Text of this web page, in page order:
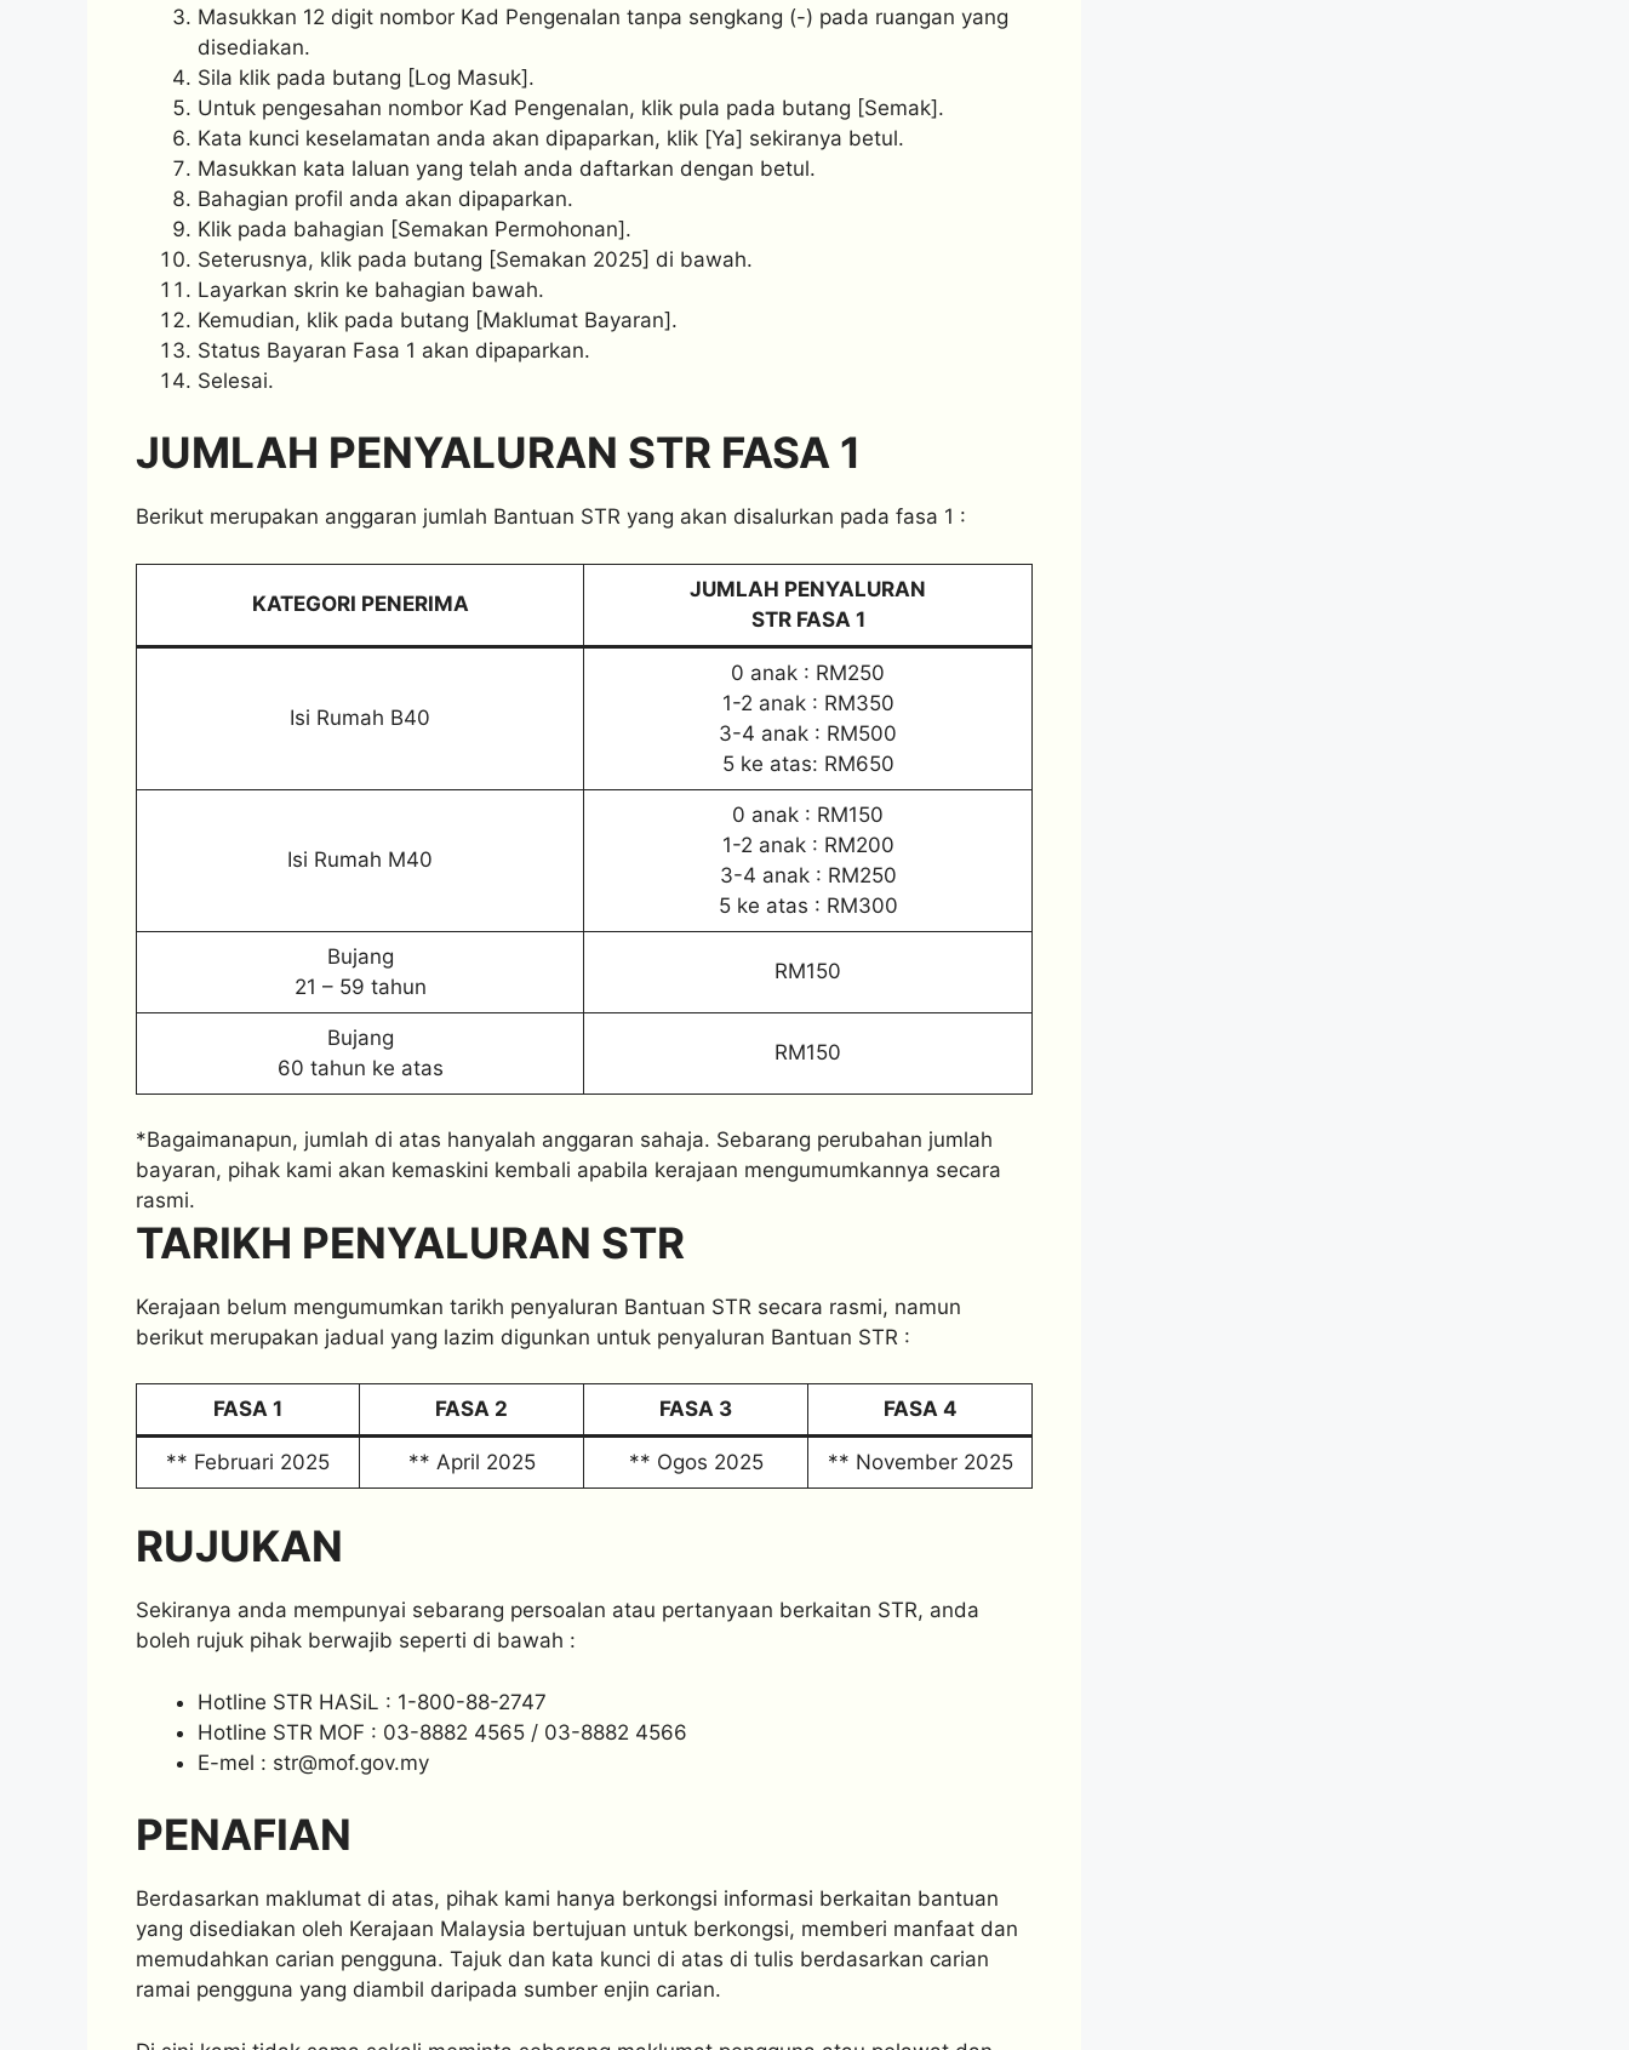
Masukkan 12 digit nombor Kad Pengenalan tanpa sengkang (-) pada ruangan yang
disediakan.
Sila klik pada butang [Log Masuk].
Untuk pengesahan nombor Kad Pengenalan, klik pula pada butang [Semak].
Kata kunci keselamatan anda akan dipaparkan, klik [Ya] sekiranya betul.
Masukkan kata laluan yang telah anda daftarkan dengan betul.
Bahagian profil anda akan dipaparkan.
Klik pada bahagian [Semakan Permohonan].
Seterusnya, klik pada butang [Semakan 2025] di bawah.
Layarkan skrin ke bahagian bawah.
Kemudian, klik pada butang [Maklumat Bayaran].
Status Bayaran Fasa 1 akan dipaparkan.
Selesai.
JUMLAH PENYALURAN STR FASA 1
Berikut merupakan anggaran jumlah Bantuan STR yang akan disalurkan pada fasa 1 :
KATEGORI PENERIMA
JUMLAH PENYALURAN
STR FASA 1
Isi Rumah B40
0 anak : RM250
1-2 anak : RM350
3-4 anak : RM500
5 ke atas: RM650
Isi Rumah M40
0 anak : RM150
1-2 anak : RM200
3-4 anak : RM250
5 ke atas : RM300
Bujang
21 – 59 tahun
RM150
Bujang
60 tahun ke atas
RM150
*Bagaimanapun, jumlah di atas hanyalah anggaran sahaja. Sebarang perubahan jumlah
bayaran, pihak kami akan kemaskini kembali apabila kerajaan mengumumkannya secara
rasmi.
TARIKH PENYALURAN STR
Kerajaan belum mengumumkan tarikh penyaluran Bantuan STR secara rasmi, namun
berikut merupakan jadual yang lazim digunkan untuk penyaluran Bantuan STR :
FASA 1 FASA 2 FASA 3 FASA 4
** Februari 2025 ** April 2025 ** Ogos 2025 ** November 2025
RUJUKAN
Sekiranya anda mempunyai sebarang persoalan atau pertanyaan berkaitan STR, anda
boleh rujuk pihak berwajib seperti di bawah :
Hotline STR HASiL : 1-800-88-2747
Hotline STR MOF : 03-8882 4565 / 03-8882 4566
E-mel : str@mof.gov.my
PENAFIAN
Berdasarkan maklumat di atas, pihak kami hanya berkongsi informasi berkaitan bantuan
yang disediakan oleh Kerajaan Malaysia bertujuan untuk berkongsi, memberi manfaat dan
memudahkan carian pengguna. Tajuk dan kata kunci di atas di tulis berdasarkan carian
ramai pengguna yang diambil daripada sumber enjin carian.